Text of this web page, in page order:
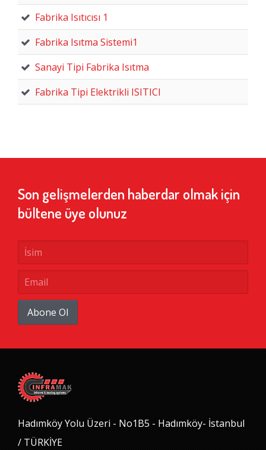
Fabrika Isıtıcısı 1
Fabrika Isıtma Sistemi1
Sanayi Tipi Fabrika Isıtma
Fabrika Tipi Elektrikli ISITICI
Son gelişmelerden haberdar olmak için
bültene üye olunuz
Abone Ol
Hadımköy Yolu Üzeri - No1B5 - Hadımköy- İstanbul
/ TÜRKİYE